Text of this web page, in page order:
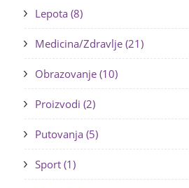
Lepota (8)
Medicina/Zdravlje (21)
Obrazovanje (10)
Proizvodi (2)
Putovanja (5)
Sport (1)